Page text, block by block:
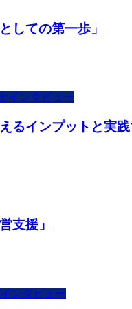
しての第一歩」
インタビュー
るインプットと実践
支援」
ンタビュー